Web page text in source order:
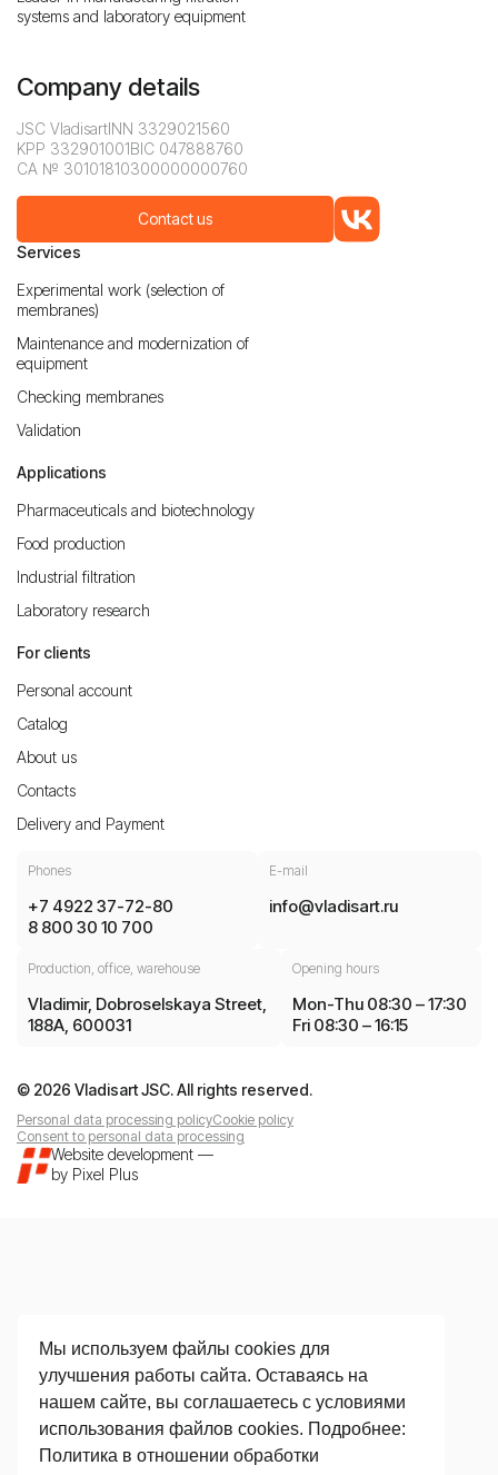
systems and laboratory equipment
Company details
JSC VladisartINN 3329021560
KPP 332901001BIC 047888760
CA № 30101810300000000760
Contact us
Services
Experimental work (selection of
membranes)
Maintenance and modernization of
equipment
Checking membranes
Validation
Applications
Pharmaceuticals and biotechnology
Food production
Industrial filtration
Laboratory research
For clients
Personal account
Catalog
About us
Contacts
Delivery and Payment
Phones
+7 4922 37-72-80
8 800 30 10 700
E-mail
info@vladisart.ru
Production, office, warehouse
Vladimir, Dobroselskaya Street,
188A, 600031
Opening hours
Mon-Thu 08:30 – 17:30
Fri 08:30 – 16:15
© 2026 Vladisart JSC. All rights reserved.
Personal data processing policyCookie policy
Consent to personal data processing
Website development —
by Pixel Plus
Мы используем файлы cookies для
улучшения работы сайта. Оставаясь на
нашем сайте, вы соглашаетесь с условиями
использования файлов cookies. Подробнее:
Политика в отношении обработки